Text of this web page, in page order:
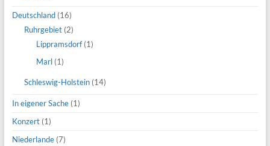
Deutschland(16)
Ruhrgebiet(2)
Lippramsdorf(1)
Marl(1)
Schleswig-Holstein(14)
In eigener Sache(1)
Konzert(1)
Niederlande(7)